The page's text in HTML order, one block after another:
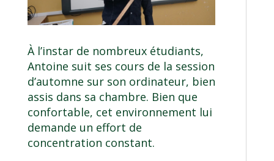
À l’instar de nombreux étudiants,
Antoine suit ses cours de la session
d’automne sur son ordinateur, bien
assis dans sa chambre. Bien que
confortable, cet environnement lui
demande un effort de
concentration constant.